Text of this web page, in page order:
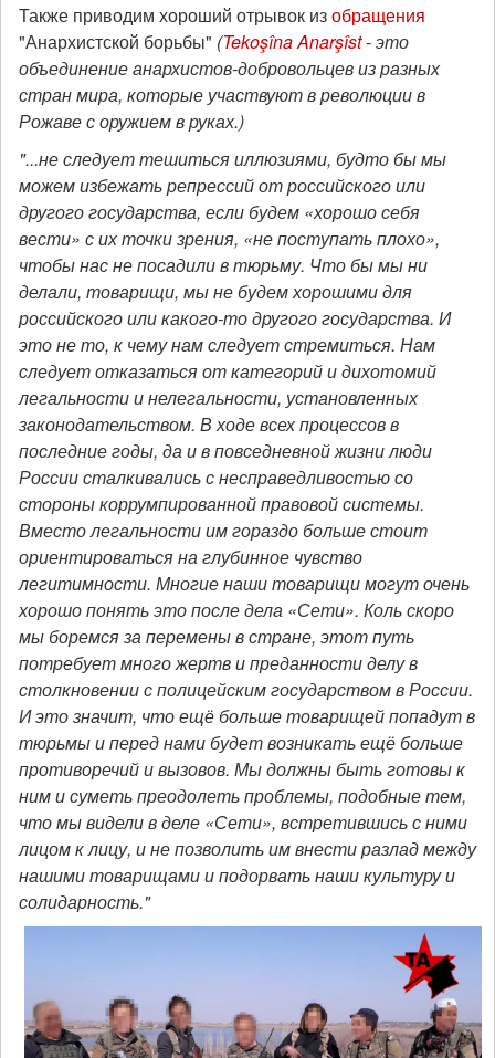
Также приводим хороший отрывок изобращения
"Анархистской борьбы" (Tekoşîna Anarşîst- это
объединение анархистов-добровольцев из разных
стран мира, которые участвуют в революции в
Рожаве с оружием в руках.)
"...не следует тешиться иллюзиями, будто бы мы
можем избежать репрессий от российского или
другого государства, если будем «хорошо себя
вести» с их точки зрения, «не поступать плохо»,
чтобы нас не посадили в тюрьму. Что бы мы ни
делали, товарищи, мы не будем хорошими для
российского или какого-то другого государства. И
это не то, к чему нам следует стремиться. Нам
следует отказаться от категорий и дихотомий
легальности и нелегальности, установленных
законодательством. В ходе всех процессов в
последние годы, да и в повседневной жизни люди
России сталкивались с несправедливостью со
стороны коррумпированной правовой системы.
Вместо легальности им гораздо больше стоит
ориентироваться на глубинное чувство
легитимности. Многие наши товарищи могут очень
хорошо понять это после дела «Сети». Коль скоро
мы боремся за перемены в стране, этот путь
потребует много жертв и преданности делу в
столкновении с полицейским государством в России.
И это значит, что ещё больше товарищей попадут в
тюрьмы и перед нами будет возникать ещё больше
противоречий и вызовов. Мы должны быть готовы к
ним и суметь преодолеть проблемы, подобные тем,
что мы видели в деле «Сети», встретившись с ними
лицом к лицу, и не позволить им внести разлад между
нашими товарищами и подорвать наши культуру и
солидарность."